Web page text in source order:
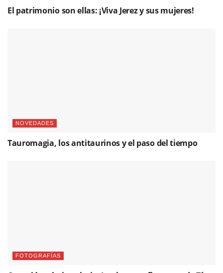
El patrimonio son ellas: ¡Viva Jerez y sus mujeres!
NOVEDADES
Tauromagia, los antitaurinos y el paso del tiempo
FOTOGRAFÍAS